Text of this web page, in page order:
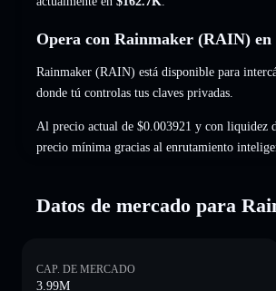
Opera con Rainmaker (RAIN) en
Rainmaker (RAIN) está disponible para
donde tú controlas tus claves privadas.
Al precio actual de $0.003921 y con liquidez
precio mínima gracias al enrutamiento
Datos de mercado para
CAP. DE MERCADO
3.99M